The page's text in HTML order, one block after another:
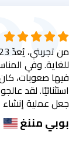
للغاية. وفي
فيها صعوبات،
استثنائيًا. لقد
جعل عملية
بوبي مننغ